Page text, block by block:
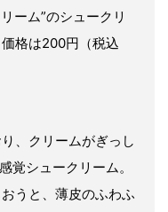
ーム”のシュークリ
格は200円（税込
、クリームがぎっし
覚シュークリーム。
うと、薄皮のふわふ